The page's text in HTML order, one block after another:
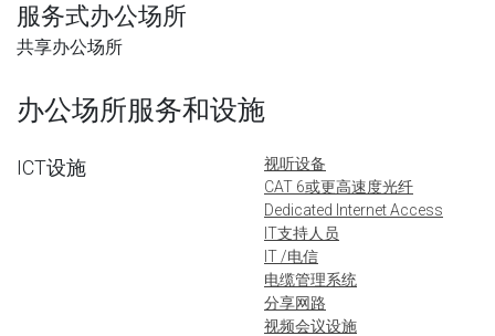
服务式办公场所
共享办公场所
办公场所服务和设施
ICT设施
视听设备
CAT 6或更高速度光纤
Dedicated Internet Access
IT支持人员
IT /电信
电缆管理系统
分享网路
视频会议设施